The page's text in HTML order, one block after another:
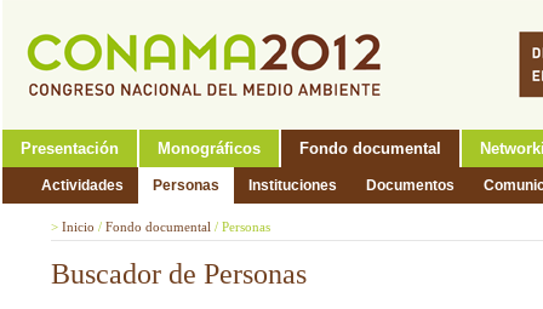
Presentación Monográficos Fondo documental
Actividades Personas Instituciones Documentos
> Inicio / Fondo documental / Personas
Buscador de Personas